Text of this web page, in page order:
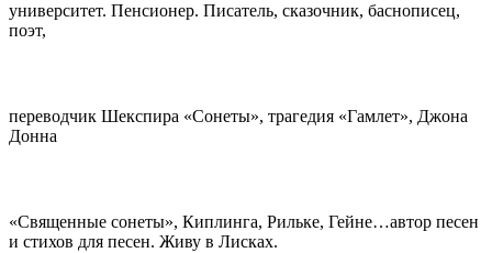
университет. Пенсионер. Писатель, сказочник, баснописец,
поэт,
переводчик Шекспира «Сонеты», трагедия «Гамлет», Джона
Донна
«Священные сонеты», Киплинга, Рильке, Гейне…автор песен
и стихов для песен. Живу в Лисках.